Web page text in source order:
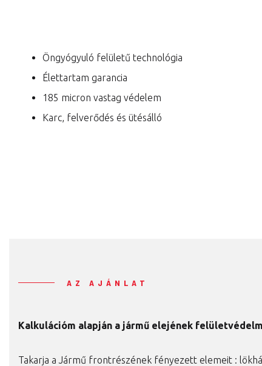
Öngyógyuló felületű technológia
Élettartam garancia
185 micron vastag védelem
Karc, felverődés és ütésálló
AZ AJÁNLAT
Kalkulációm alapján a jármű elejének
Takarja a Jármű frontrészének fényezett elemeit :